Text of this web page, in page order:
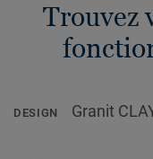
Trouvez
DESIGN Granit